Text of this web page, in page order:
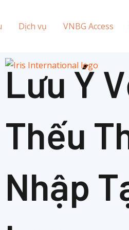
Dịch vụ VNBG Access
Lưu Ý
Thếu
Nhập